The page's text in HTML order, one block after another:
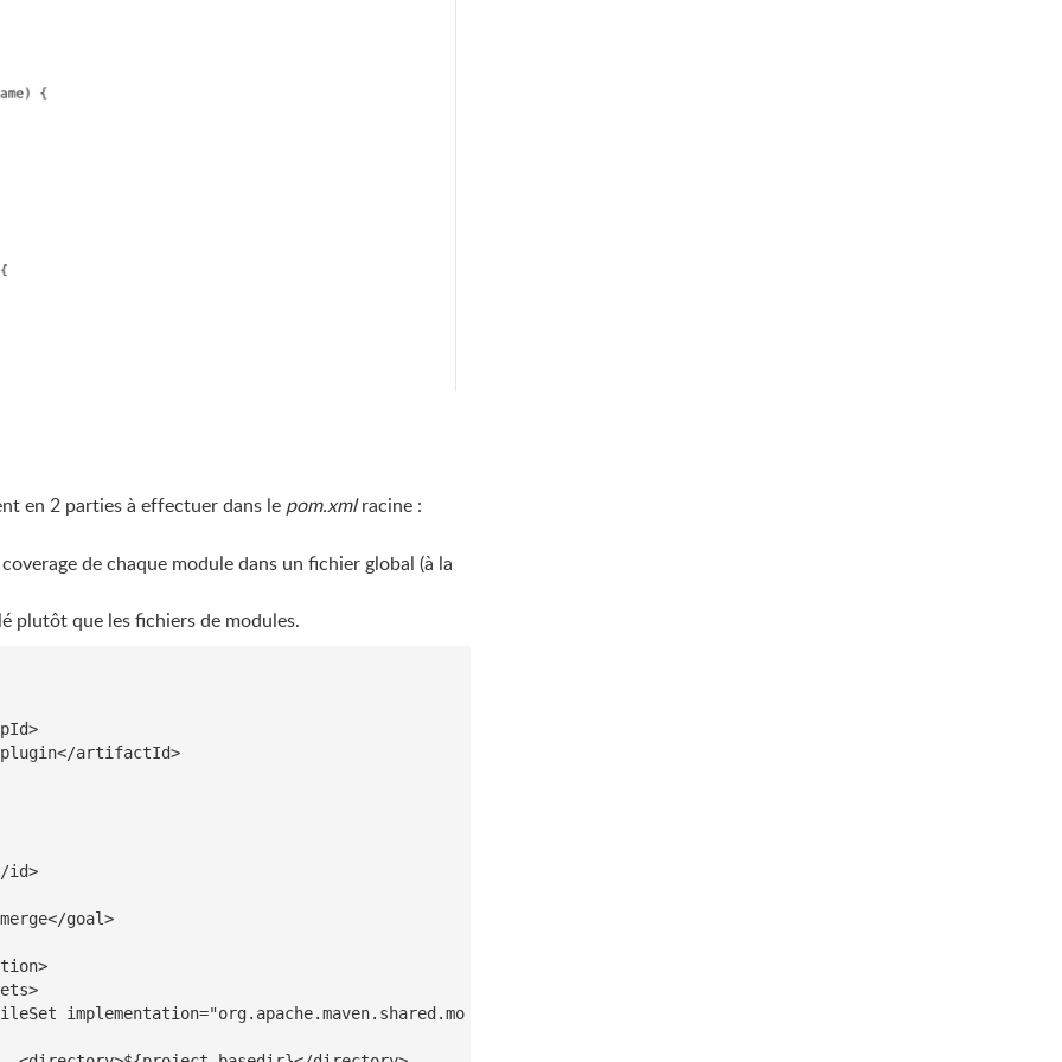
en 2 parties à effectuer dans le pom.xmlracine :
de chaque module dans un fichier global (à la
plutôt que les fichiers de modules.
>
plugin</artifactId>
id>
merge</goal>
>
>
implementation="org.apache.maven.shared.mo